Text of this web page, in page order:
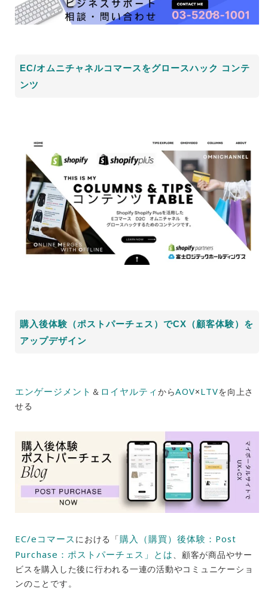
EC/オムニチャネルコマースをグロースハック コンテ
ンツ
購入後体験（ポストパーチェス）でCX（顧客体験）を
アップデザイン
エンゲージメント ＆ ロイヤルティ からAOV×LTVを向上さ
せる
EC/eコマース における「購入（購買）後体験：Post
Purchase：ポストパーチェス」とは、顧客が商品やサー
ビスを購入した後に行われる一連の活動やコミュニケーショ
ンのことです。